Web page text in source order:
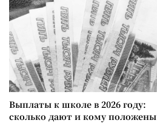
Выплаты к школе в 2026 году:
сколько дают и кому положены